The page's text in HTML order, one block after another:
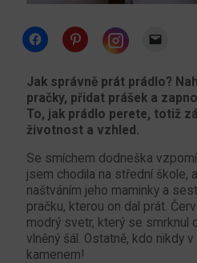
Click
to
Facebook
(Opens
in
new
window)
Click
to
Pinterest
(Opens
in
new
window)
share
on
Instagram
(Opens
in
new
link
to
a
friend
(Opens
Jak správně prát prádlo?
pračky, přidat prášek a
To, jak prádlo perete, totiž
životnost a vzhled.
Se smíchem dodneška
jsem chodila na střední škole,
naštváním jeho maminky a
pračku, kterou on dal prát.
modrý svetr, který se smrknul
vlněný šál. Ostatně, kdo nikdy
kamenem!